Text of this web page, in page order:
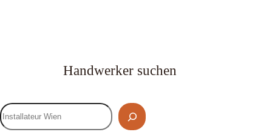
Handwerker suchen